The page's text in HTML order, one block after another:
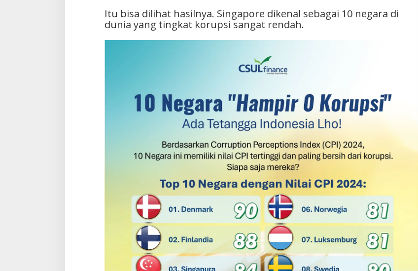
Itu bisa dilihat hasilnya. Singapore dikenal sebagai 10 negara di
dunia yang tingkat korupsi sangat rendah.